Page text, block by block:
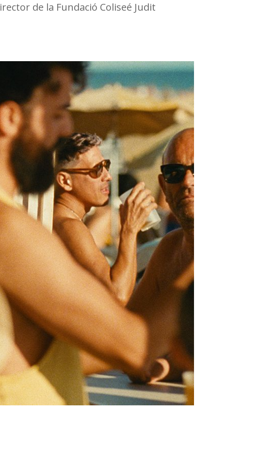
de la Fundació Coliseé Judit